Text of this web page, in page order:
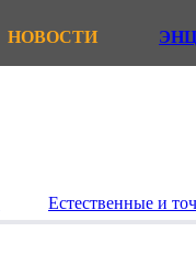
НОВОСТИ
Естественные и